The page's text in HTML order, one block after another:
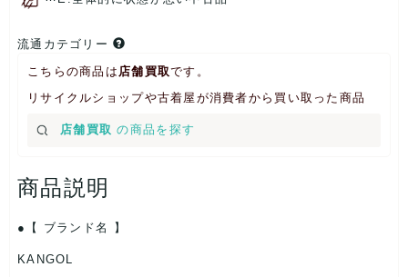
流通カテゴリー
こちらの商品は 店舗買取です。
リサイクルショップや古着屋が消費者から買い取った商品
店舗買取 の商品を探す
商品説明
【 ブランド名 】
KANGOL